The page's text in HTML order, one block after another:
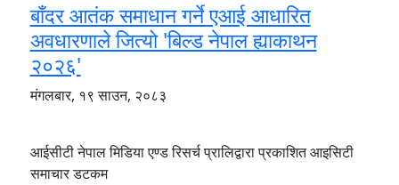
बाँदर आतंक समाधान गर्ने एआई आधारित
अवधारणाले जित्यो 'बिल्ड नेपाल ह्याकाथन
२०२६'
मंगलबार, १९ साउन, २०८३
आईसीटी नेपाल मिडिया एण्ड रिसर्च प्रालिद्वारा प्रकाशित आइसिटी
समाचार डटकम